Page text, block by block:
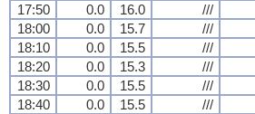
17:50
0.0 16.0 ///
18:00
0.0 15.7 ///
18:10
0.0 15.5 ///
18:20
0.0 15.3 ///
18:30
0.0 15.5 ///
18:40
0.0 15.5 ///